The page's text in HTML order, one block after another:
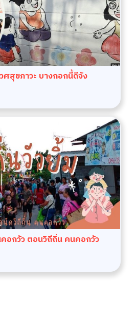
ศสุขภาวะ บางกอกนี้ดีจัง
อกวัว ตอนวิถีถิ่น คนคอกวัว